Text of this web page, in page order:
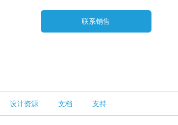
联系销售
设计资源 文档 支持